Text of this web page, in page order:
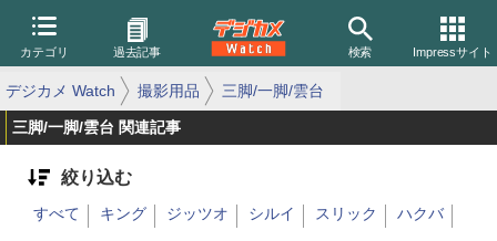
カテゴリ 過去記事 検索 Impressサイト
デジカメ Watch 撮影用品 三脚/一脚/雲台
三脚/一脚/雲台 関連記事
絞り込む
すべて キング ジッツオ シルイ スリック ハクバ